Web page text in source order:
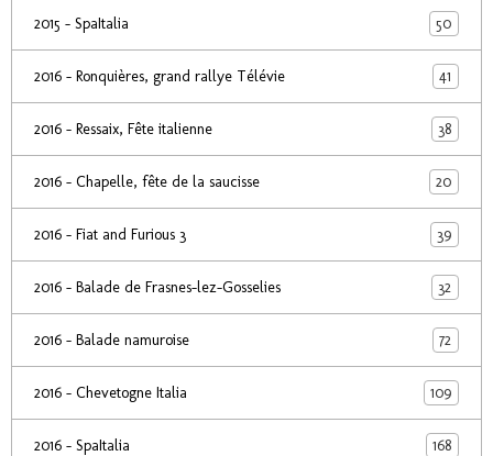
2015 - SpaItalia 50
2016 - Ronquières, grand rallye Télévie 41
2016 - Ressaix, Fête italienne 38
2016 - Chapelle, fête de la saucisse 20
2016 - Fiat and Furious 3 39
2016 - Balade de Frasnes-lez-Gosselies 32
2016 - Balade namuroise 72
2016 - Chevetogne Italia 109
2016 - SpaItalia 168